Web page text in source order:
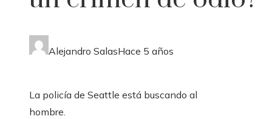
Alejandro SalasHace 5 años
La policía de Seattle está buscando al
hombre.